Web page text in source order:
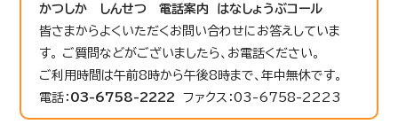
かつしか しんせつ 電話案内 はなしょうぶコール
皆さまからよくいただくお問い合わせにお答えしていま
す。 ご質問などがございましたら、お電話ください。
ご利用時間は午前8時から午後8時まで、年中無休です。
電話： 03-6758-2222 ファクス：03-6758-2223